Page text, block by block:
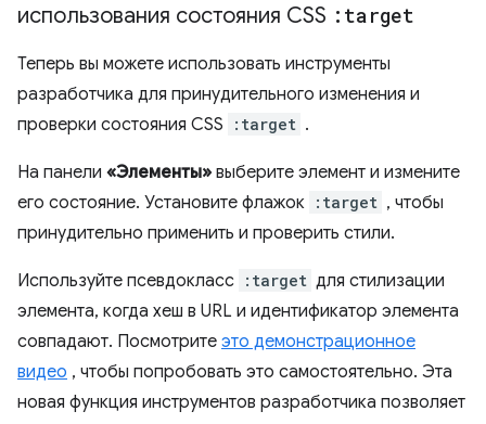
использования состояния CSS :target
Теперь вы можете использовать инструменты
разработчика для принудительного изменения и
проверки состояния CSS
:target .
На панели «Элементы» выберите элемент и измените
его состояние. Установите флажок :target , чтобы
принудительно применить и проверить стили.
Используйте псевдокласс :target для стилизации
элемента, когда хеш в URL и идентификатор элемента
совпадают. Посмотрите это демонстрационное
видео , чтобы попробовать это самостоятельно. Эта
новая функция инструментов разработчика позволяет